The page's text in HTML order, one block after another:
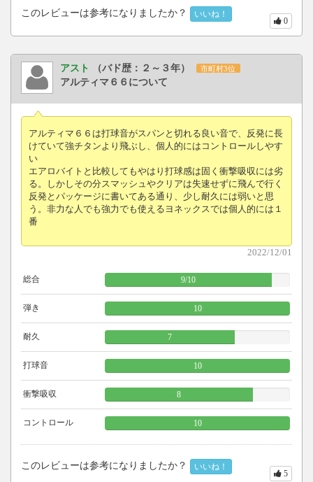
このレビューは参考になりましたか？ いいね！
0
アスト （バド歴：２～３年） 市町村3位
アルティマ６６について
アルティマ６６は打球音がスパンと切れる良い音で、反発に長
けていて強チタンより飛ぶし、個人的にはコントロールしやす
い
エアロバイトと比較してもやはり打球感は固く衝撃吸収には劣
る。しかしその分スマッシュやクリアは失速せずに飛んで行く
反発とパッケージに書いてある通り、少し耐久には弱いと思
う。非力な人でも強力でも使えるヨネックスでは個人的には１
番
2022/12/01
総合 9/10
弾き 10
耐久 7
打球音 10
衝撃吸収 8
コントロール 10
このレビューは参考になりましたか？ いいね！
5